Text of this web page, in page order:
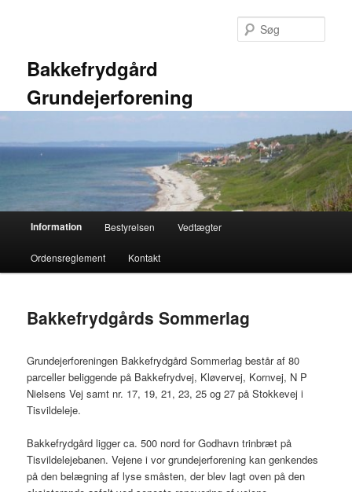
Bakkefrydgård
Grundejerforening
HovedmenuInformation Bestyrelsen Vedtægter
Ordensreglement Kontakt
Bakkefrydgårds Sommerlag
Grundejerforeningen Bakkefrydgård Sommerlag består af 80
parceller beliggende på Bakkefrydvej, Kløvervej, Kornvej, N P
Nielsens Vej samt nr. 17, 19, 21, 23, 25 og 27 på Stokkevej i
Tisvildeleje.
Bakkefrydgård ligger ca. 500 nord for Godhavn trinbræt på
Tisvildelejebanen. Vejene i vor grundejerforening kan genkendes
på den belægning af lyse småsten, der blev lagt oven på den